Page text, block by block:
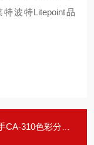
波特Litepoint品
310色彩分析仪